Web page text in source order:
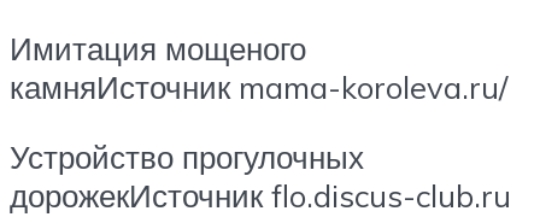
Имитация мощеного
камняИсточник mama-koroleva.ru/
Устройство прогулочных
дорожекИсточник flo.discus-club.ru